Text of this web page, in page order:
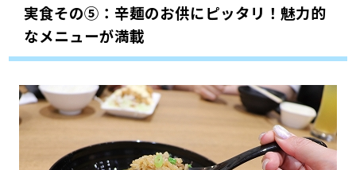
実食その⑤：辛麺のお供にピッタリ！魅力的
なメニューが満載